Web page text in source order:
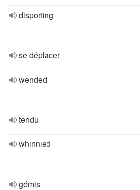
disporting
se déplacer
wended
tendu
whinnied
gémis